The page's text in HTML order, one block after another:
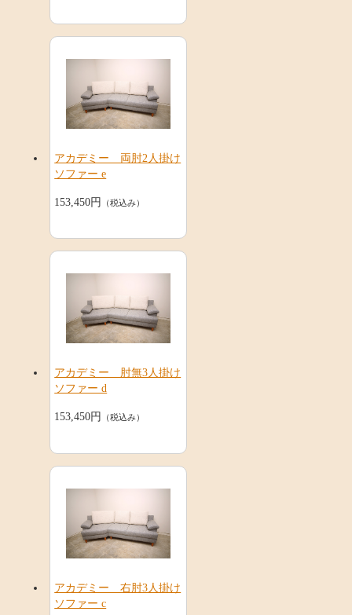
アカデミー 両肘2人掛け
ソファー e
153,450円 （税込み）
アカデミー 肘無3人掛け
ソファー d
153,450円 （税込み）
アカデミー 右肘3人掛け
ソファー c